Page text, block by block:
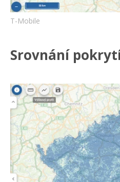
T-Mobile
Srovnání